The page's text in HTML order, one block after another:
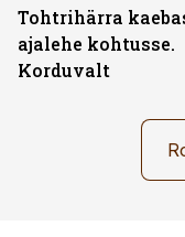
Tohtrihärra
ajalehe kohtusse.
Korduvalt